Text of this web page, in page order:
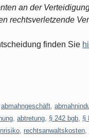
an der
rechtsverletzende
finden Sie
abmahngeschäft
abtretung § 242 bgb §
rechtsanwaltskosten